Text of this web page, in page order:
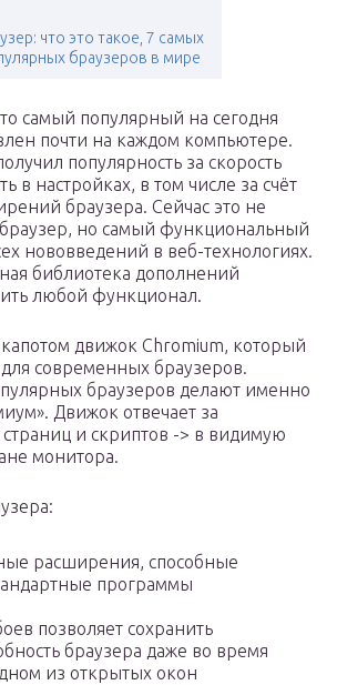
что это такое, 7 самых
браузеров в мире
самый популярный на сегодня
почти на каждом компьютере.
популярность за скорость
в настройках, в том числе за счёт
браузера. Сейчас это не
но самый функциональный
нововведений в веб-технологиях.
библиотека дополнений
любой функционал.
движок Chromium, который
для современных браузеров.
браузеров делают именно
Движок отвечает за
и скриптов -> в видимую
монитора.
расширения, способные
программы
позволяет сохранить
браузера даже во время
из открытых окон